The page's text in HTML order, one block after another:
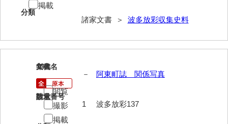
木部家文書
木村家文書
木村家文書（山口市）
木村一人文書
分類
諸家文書 ＞ 波多放彩収集史料
掲載
137
文書名
阿東町誌 関係写真
請求番号
波多放彩137
年代
－
数量
1
閲覧
撮影
掲載